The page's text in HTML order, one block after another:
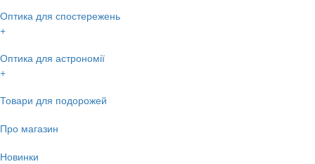
Оптика для спостережень
+
Оптика для астрономії
+
Товари для подорожей
Про магазин
Новинки